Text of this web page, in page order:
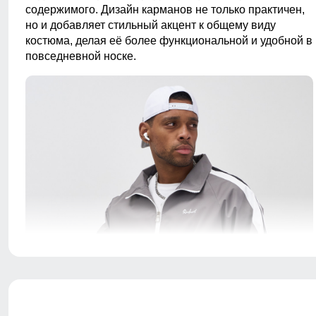
содержимого. Дизайн карманов не только практичен,
но и добавляет стильный акцент к общему виду
костюма, делая её более функциональной и удобной в
повседневной носке.